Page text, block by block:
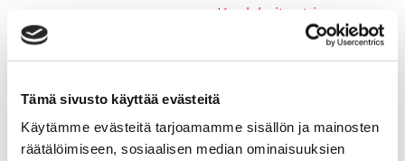
Tämä sivusto käyttää evästeitä
Käytämme evästeitä tarjoamamme sisällön ja mainosten
räätälöimiseen, sosiaalisen median ominaisuuksien
Keulakaiteet ja
kaidepylväät
Kansiluukut, ikkunat ja verhot
rullaverhot
Kansiluukut
Hyttysverkot